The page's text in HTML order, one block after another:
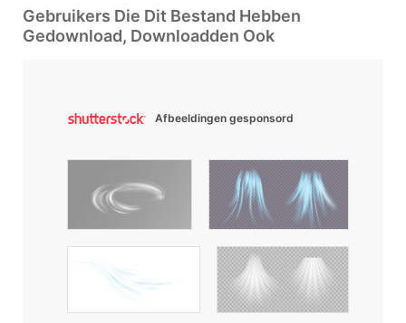
Gebruikers Die Dit Bestand Hebben
Gedownload, Downloadden Ook
Afbeeldingen gesponsord